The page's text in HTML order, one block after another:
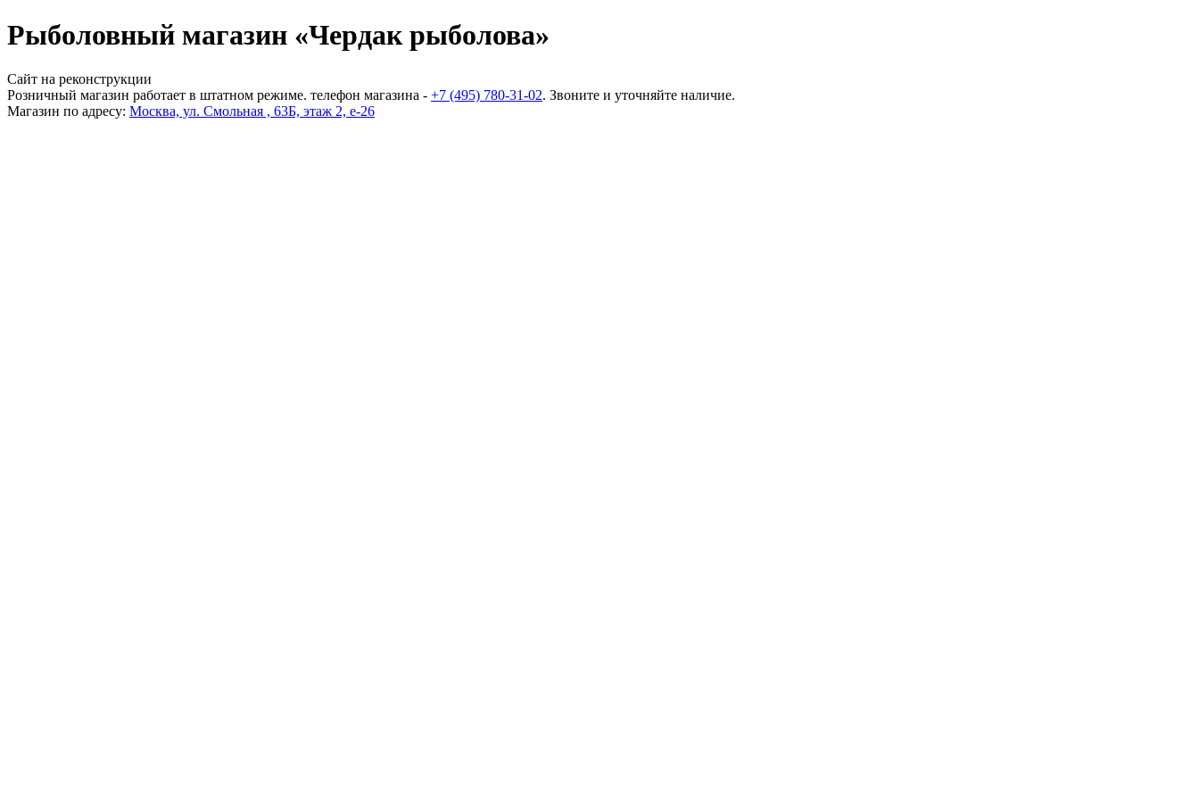
Рыболовный магазин «Чердак рыболова»
Сайт на реконструкции
Розничный магазин работает в штатном режиме. телефон магазина - +7 (495) 780-31-02. Звоните и уточняйте наличие.
Магазин по адресу: Москва, ул. Смольная , 63Б, этаж 2, е-26